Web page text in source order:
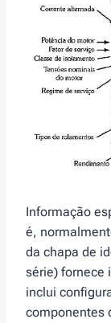
Informação
é,
da chapa de
série) fornece
inclui
componentes